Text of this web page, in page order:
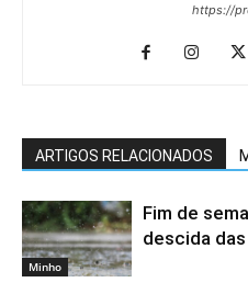
https://
ARTIGOS RELACIONADOS
Minho
Fim de
descida